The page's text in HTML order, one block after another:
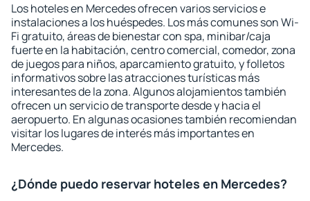
Los hoteles en Mercedes ofrecen varios servicios e
instalaciones a los huéspedes. Los más comunes son Wi-
Fi gratuito, áreas de bienestar con spa, minibar/caja
fuerte en la habitación, centro comercial, comedor, zona
de juegos para niños, aparcamiento gratuito, y folletos
informativos sobre las atracciones turísticas más
interesantes de la zona. Algunos alojamientos también
ofrecen un servicio de transporte desde y hacia el
aeropuerto. En algunas ocasiones también recomiendan
visitar los lugares de interés más importantes en
Mercedes.
¿Dónde puedo reservar hoteles en Mercedes?